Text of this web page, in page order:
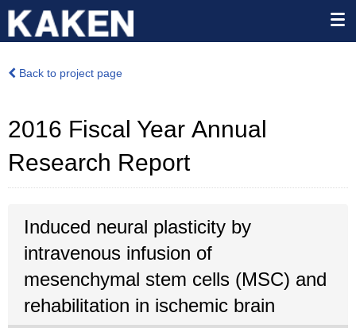
Back to project page
2016 Fiscal Year Annual
Research Report
Induced neural plasticity by
intravenous infusion of
mesenchymal stem cells (MSC) and
rehabilitation in ischemic brain